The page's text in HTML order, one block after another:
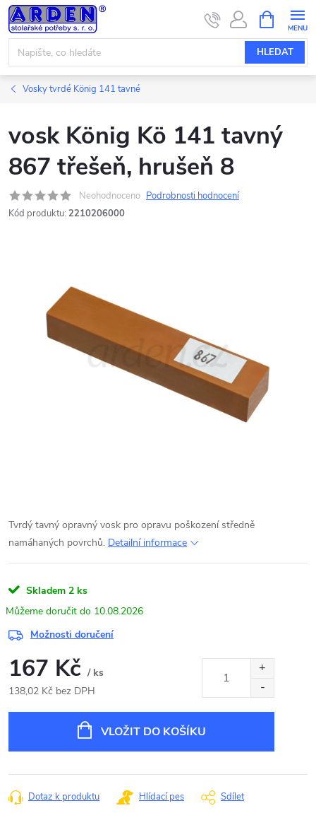
Přejít
na
obsah
HLEDAT
NÁKUPNÍ
KOŠÍK
Vosky tvrdé König 141 tavné
vosk König Kö 141 tavný
867 třešeň, hrušeň 8
Neohodnoceno Podrobnosti hodnocení
Kód produktu: 2210206000
Tvrdý tavný opravný vosk pro opravu poškození středně
namáhaných povrchů. Detailní informace
Skladem 2 ks
10.08.2026
Možnosti doručení
167 Kč / ks
138,02 Kč bez DPH
VLOŽIT DO KOŠÍKU
Dotaz k produktu Hlídací pes Sdílet